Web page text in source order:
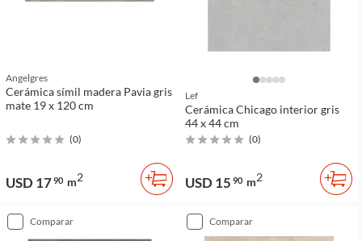
Angelgres
Cerámica símil madera Pavia gris
mate 19 x 120 cm
(0)
USD 1790 m2
Lef
Cerámica Chicago interior gris
44 x 44 cm
(0)
USD 15 90 m2
comparar comparar